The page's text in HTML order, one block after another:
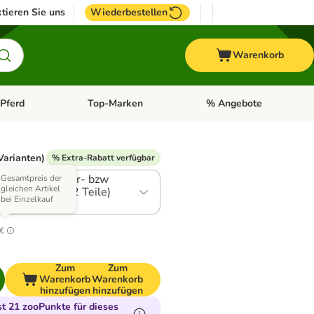
Sie uns Wiederbestellen
Warenkorb
Menü öffnen: Vogel
Pferd Kategorie-Menü öffnen: Pferd
Top-Marken Kategorie-Menü öffnen:
% Angebote
% Extra-Rabatt verfügbar
ober- bzw
Fensters (2 Teile)
Gesamtpreis der
gleichen Artikel
bei Einzelkauf
Zum
Warenkorb
hinzufügen
Zum
Warenkorb
hinzufügen
21 zooPunkte für dieses